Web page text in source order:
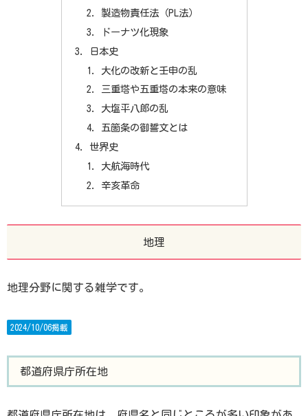
製造物責任法（PL法）
ドーナツ化現象
日本史
大化の改新と壬申の乱
三重塔や五重塔の本来の意味
大塩平八郎の乱
五箇条の御誓文とは
世界史
大航海時代
辛亥革命
地理
地理分野に関する雑学です。
2024/10/06掲載
都道府県庁所在地